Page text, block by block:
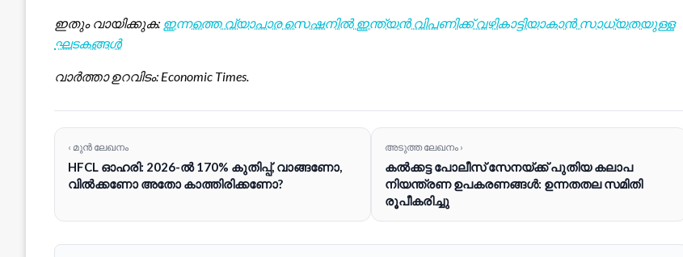
ഇതും വായിക്കുക: ഇന്നത്തെ വ്യാപാര സെഷനിൽ ഇന്ത്യൻ വിപണിക്ക് വഴികാട്ടിയാകാൻ സാധ്യതയുള്ള
ഘടകങ്ങൾ
വാർത്താ ഉറവിടം: Economic Times.
‹ മുൻ ലേഖനം
HFCL ഓഹരി: 2026-ൽ 170% കുതിപ്പ്, വാങ്ങണോ,
വിൽക്കണോ അതോ കാത്തിരിക്കണോ?
അടുത്ത ലേഖനം ›
കൽക്കട്ട പോലീസ് സേനയ്ക്ക് പുതിയ കലാപ
നിയന്ത്രണ ഉപകരണങ്ങൾ: ഉന്നതതല സമിതി
രൂപീകരിച്ചു